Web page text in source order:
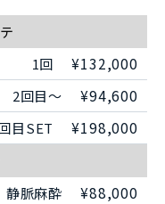
1回
¥132,000
2回目〜 ¥94,600
目SET ¥198,000
静脈麻酔
¥88,000